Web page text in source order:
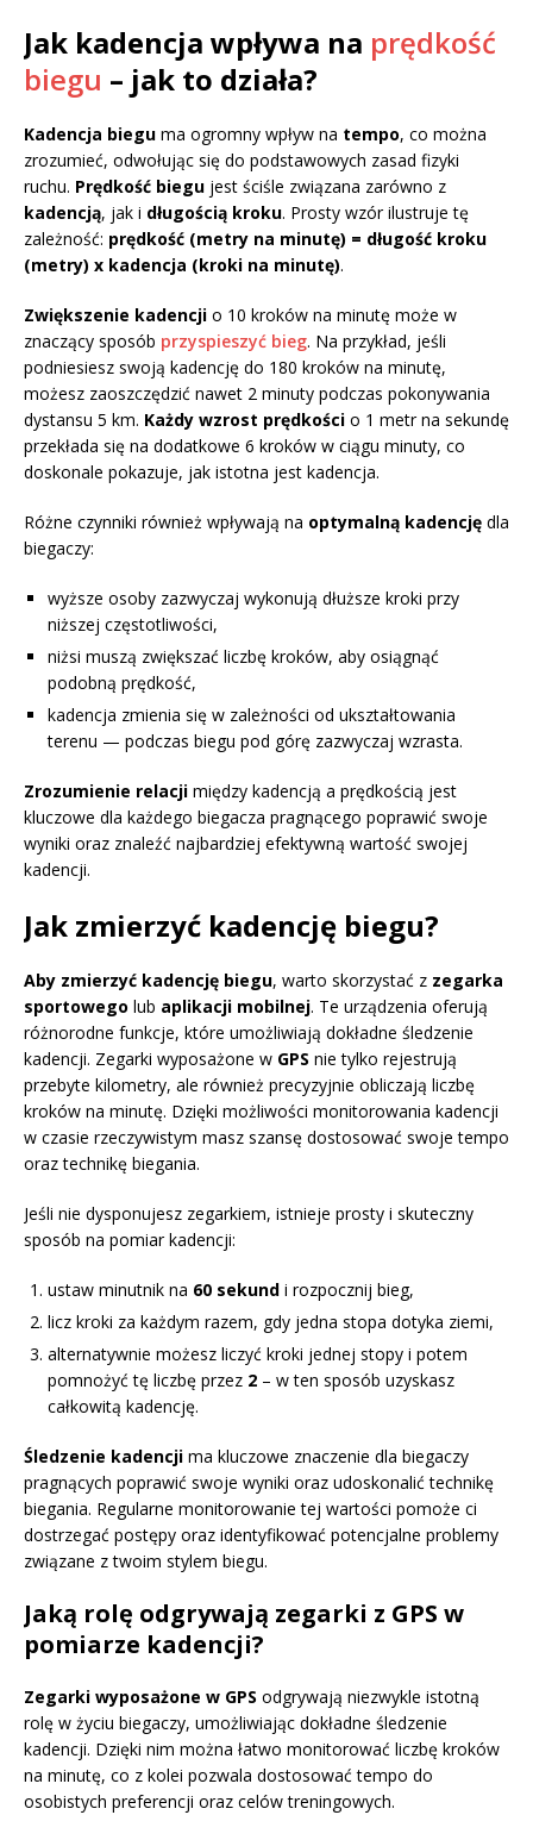
Jak kadencja wpływa na prędkość
biegu – jak to działa?
Kadencja biegu ma ogromny wpływ na tempo, co można
zrozumieć, odwołując się do podstawowych zasad fizyki
ruchu. Prędkość biegu jest ściśle związana zarówno z
kadencją, jak i długością kroku. Prosty wzór ilustruje tę
zależność: prędkość (metry na minutę) = długość kroku
(metry) x kadencja (kroki na minutę).
Zwiększenie kadencji o 10 kroków na minutę może w
znaczący sposób przyspieszyć bieg. Na przykład, jeśli
podniesiesz swoją kadencję do 180 kroków na minutę,
możesz zaoszczędzić nawet 2 minuty podczas pokonywania
dystansu 5 km. Każdy wzrost prędkości o 1 metr na sekundę
przekłada się na dodatkowe 6 kroków w ciągu minuty, co
doskonale pokazuje, jak istotna jest kadencja.
Różne czynniki również wpływają na optymalną kadencję dla
biegaczy:
wyższe osoby zazwyczaj wykonują dłuższe kroki przy
niższej częstotliwości,
niżsi muszą zwiększać liczbę kroków, aby osiągnąć
podobną prędkość,
kadencja zmienia się w zależności od ukształtowania
terenu — podczas biegu pod górę zazwyczaj wzrasta.
Zrozumienie relacji między kadencją a prędkością jest
kluczowe dla każdego biegacza pragnącego poprawić swoje
wyniki oraz znaleźć najbardziej efektywną wartość swojej
kadencji.
Jak zmierzyć kadencję biegu?
Aby zmierzyć kadencję biegu, warto skorzystać z zegarka
sportowego lub aplikacji mobilnej. Te urządzenia oferują
różnorodne funkcje, które umożliwiają dokładne śledzenie
kadencji. Zegarki wyposażone w GPS nie tylko rejestrują
przebyte kilometry, ale również precyzyjnie obliczają liczbę
kroków na minutę. Dzięki możliwości monitorowania kadencji
w czasie rzeczywistym masz szansę dostosować swoje tempo
oraz technikę biegania.
Jeśli nie dysponujesz zegarkiem, istnieje prosty i skuteczny
sposób na pomiar kadencji:
ustaw minutnik na 60 sekund i rozpocznij bieg,
licz kroki za każdym razem, gdy jedna stopa dotyka ziemi,
alternatywnie możesz liczyć kroki jednej stopy i potem
pomnożyć tę liczbę przez 2 – w ten sposób uzyskasz
całkowitą kadencję.
Śledzenie kadencji ma kluczowe znaczenie dla biegaczy
pragnących poprawić swoje wyniki oraz udoskonalić technikę
biegania. Regularne monitorowanie tej wartości pomoże ci
dostrzegać postępy oraz identyfikować potencjalne problemy
związane z twoim stylem biegu.
Jaką rolę odgrywają zegarki z GPS w
pomiarze kadencji?
Zegarki wyposażone w GPS odgrywają niezwykle istotną
rolę w życiu biegaczy, umożliwiając dokładne śledzenie
kadencji. Dzięki nim można łatwo monitorować liczbę kroków
na minutę, co z kolei pozwala dostosować tempo do
osobistych preferencji oraz celów treningowych.